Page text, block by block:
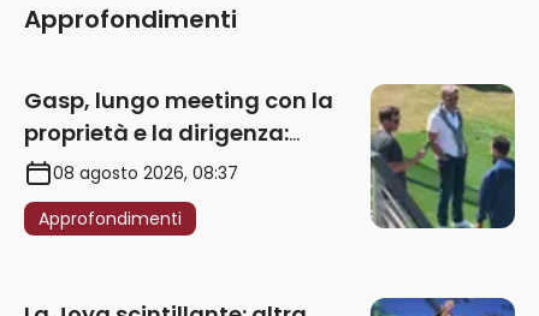
Approfondimenti
Gasp, lungo meeting con la
proprietà e la dirigenza:
obbligatorio l’acquisto di
un’ala sinistra
08 agosto 2026, 08:37
Approfondimenti